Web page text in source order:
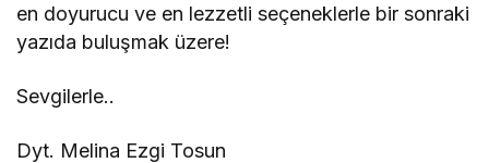
en doyurucu ve en lezzetli seçeneklerle bir sonraki
yazıda buluşmak üzere!
Sevgilerle..
Dyt. Melina Ezgi Tosun